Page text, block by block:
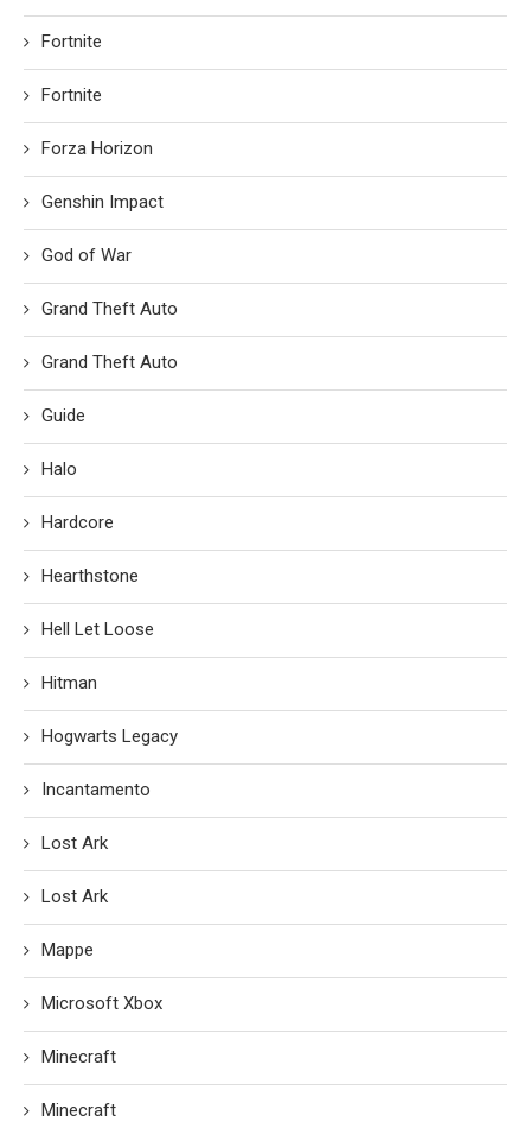
Fortnite
Fortnite
Forza Horizon
Genshin Impact
God of War
Grand Theft Auto
Grand Theft Auto
Guide
Halo
Hardcore
Hearthstone
Hell Let Loose
Hitman
Hogwarts Legacy
Incantamento
Lost Ark
Lost Ark
Mappe
Microsoft Xbox
Minecraft
Minecraft